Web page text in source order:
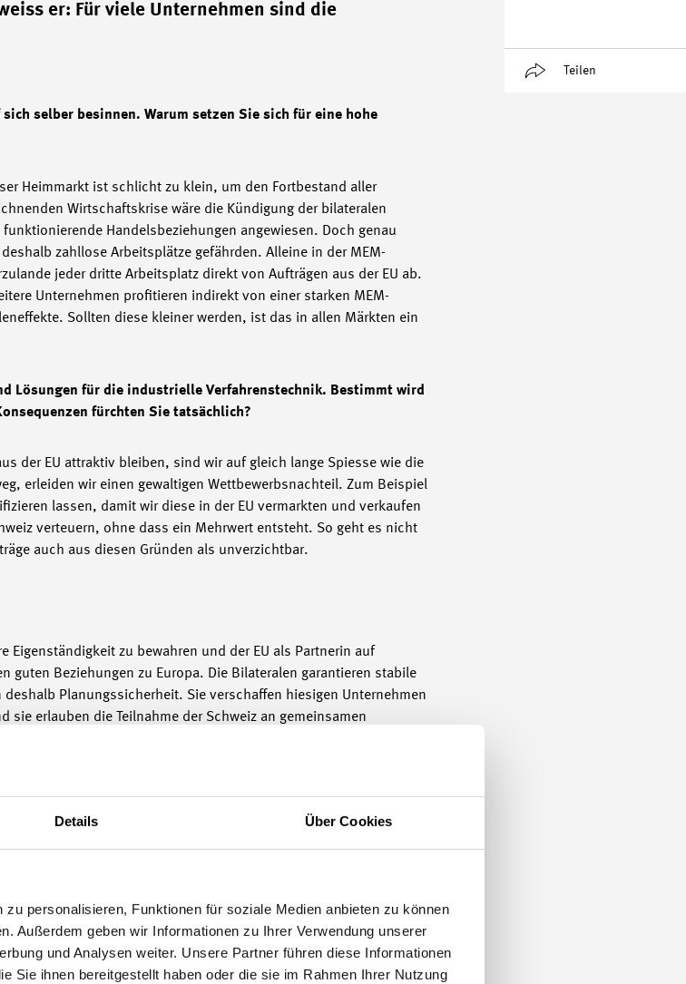
Details Über Cookies
personalisieren, Funktionen für soziale Medien anbieten zu können
Außerdem geben wir Informationen zu Ihrer Verwendung unserer
und Analysen weiter. Unsere Partner führen diese Informationen
Sie ihnen bereitgestellt haben oder die sie im Rahmen Ihrer Nutzung
Teilen
er: Für viele Unternehmen sind die
selber besinnen. Warum setzen Sie sich für eine hohe
Heimmarkt ist schlicht zu klein, um den Fortbestand aller
Wirtschaftskrise wäre die Kündigung der bilateralen
Handelsbeziehungen angewiesen. Doch genau
zahllose Arbeitsplätze gefährden. Alleine in der MEM-
jeder dritte Arbeitsplatz direkt von Aufträgen aus der EU ab.
Unternehmen profitieren indirekt von einer starken MEM-
Sollten diese kleiner werden, ist das in allen Märkten ein
Lösungen für die industrielle Verfahrenstechnik. Bestimmt wird
fürchten Sie tatsächlich?
der EU attraktiv bleiben, sind wir auf gleich lange Spiesse wie die
erleiden wir einen gewaltigen Wettbewerbsnachteil. Zum Beispiel
lassen, damit wir diese in der EU vermarkten und verkaufen
verteuern, ohne dass ein Mehrwert entsteht. So geht es nicht
auch aus diesen Gründen als unverzichtbar.
Eigenständigkeit zu bewahren und der EU als Partnerin auf
guten Beziehungen zu Europa. Die Bilateralen garantieren stabile
Planungssicherheit. Sie verschaffen hiesigen Unternehmen
erlauben die Teilnahme der Schweiz an gemeinsamen
ihrer